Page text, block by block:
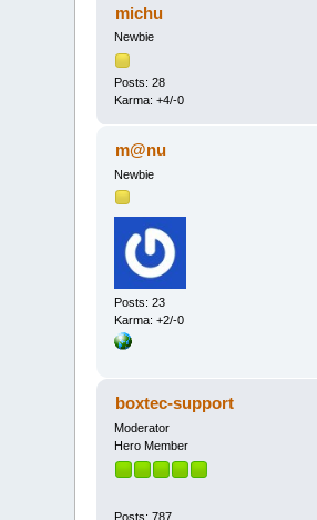
michu
Newbie
Posts: 28
Karma: +4/-0
m@nu
Newbie
Posts: 23
Karma: +2/-0
boxtec-support
Moderator
Hero Member
Posts: 787